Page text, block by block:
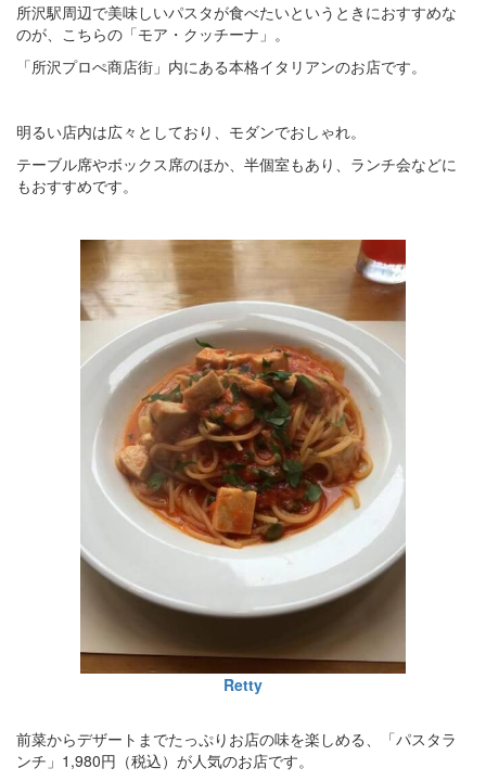
所沢駅周辺で美味しいパスタが食べたいというときにおすすめな
のが、こちらの「モア・クッチーナ」。
「所沢プロぺ商店街」内にある本格イタリアンのお店です。
明るい店内は広々としており、モダンでおしゃれ。
テーブル席やボックス席のほか、半個室もあり、ランチ会などに
もおすすめです。
Retty
前菜からデザートまでたっぷりお店の味を楽しめる、「パスタラ
ンチ」1,980円（税込）が人気のお店です。